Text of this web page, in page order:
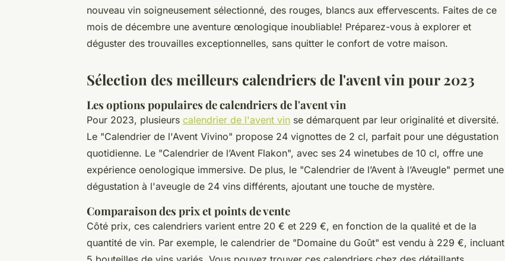
nouveau vin soigneusement sélectionné, des rouges, blancs aux effervescents. Faites de ce
mois de décembre une aventure œnologique inoubliable! Préparez-vous à explorer et
déguster des trouvailles exceptionnelles, sans quitter le confort de votre maison.
Sélection des meilleurs calendriers de l'avent vin pour 2023
Les options populaires de calendriers de l'avent vin
Pour 2023, plusieurs calendrier de l'avent vin se démarquent par leur originalité et diversité.
Le "Calendrier de l'Avent Vivino" propose 24 vignottes de 2 cl, parfait pour une dégustation
quotidienne. Le "Calendrier de l’Avent Flakon", avec ses 24 winetubes de 10 cl, offre une
expérience oenologique immersive. De plus, le "Calendrier de l’Avent à l’Aveugle" permet une
dégustation à l'aveugle de 24 vins différents, ajoutant une touche de mystère.
Comparaison des prix et points de vente
Côté prix, ces calendriers varient entre 20 € et 229 €, en fonction de la qualité et de la
quantité de vin. Par exemple, le calendrier de "Domaine du Goût" est vendu à 229 €, incluant